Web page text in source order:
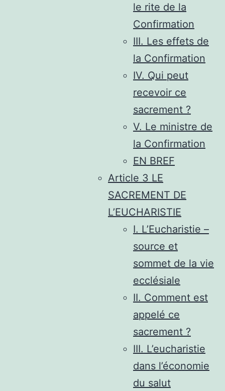
le rite de la
Confirmation
III. Les effets de
la Confirmation
IV. Qui peut
recevoir ce
sacrement ?
V. Le ministre de
la Confirmation
EN BREF
Article 3 LE
SACREMENT DE
L’EUCHARISTIE
I. L’Eucharistie –
source et
sommet de la vie
ecclésiale
II. Comment est
appelé ce
sacrement ?
III. L’eucharistie
dans l’économie
du salut